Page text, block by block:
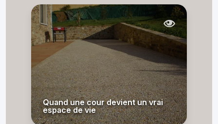
Quand une cour devient un vrai
espace de vie